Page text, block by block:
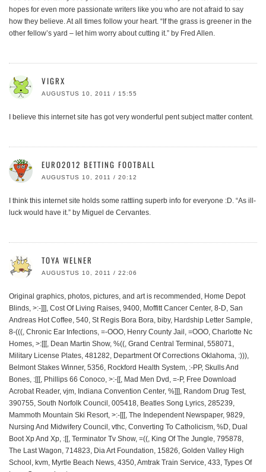
hopes for even more passionate writers like you who are not afraid to say
how they believe. At all times follow your heart. “If the grass is greener in the
other fellow’s yard – let him worry about cutting it.” by Fred Allen.
VIGRX
AUGUSTUS 10, 2011 / 15:55
I believe this internet site has got very wonderful pent subject matter content.
EURO2012 BETTING FOOTBALL
AUGUSTUS 10, 2011 / 20:12
I think this internet site holds some rattling superb info for everyone :D. “As ill-
luck would have it.” by Miguel de Cervantes.
TOYA WELNER
AUGUSTUS 10, 2011 / 22:06
Original graphics, photos, pictures, and art is recommended, Home Depot
Blinds, >:-]]], Cost Of Living Raises, 9400, Moffitt Cancer Center, 8-D, San
Andreas Hot Coffee, 540, St Regis Bora Bora, biby, Hardship Letter Sample,
8-(((, Chronic Ear Infections, =-OOO, Henry County Jail, =OOO, Charlotte Nc
Homes, >:[[[, Dean Martin Show, %((, Grand Central Terminal, 558071,
Military License Plates, 481282, Department Of Corrections Oklahoma, :))),
Belmont Stakes Winner, 5356, Rockford Health System, :-PP, Skulls And
Bones, :[[[, Phillips 66 Conoco, >:-[[, Mad Men Dvd, =-P, Free Download
Acrobat Reader, vjm, Indiana Convention Center, %]]], Random Drug Test,
390755, South Norfolk Council, 005418, Beatles Song Lyrics, 285239,
Mammoth Mountain Ski Resort, >:-[[[, The Independent Newspaper, 9829,
Nursing And Midwifery Council, vthc, Converting To Catholicism, %D, Dual
Boot Xp And Xp, :[[, Terminator Tv Show, =((, King Of The Jungle, 795878,
The Last Wagon, 714823, Dia Art Foundation, 15826, Golden Valley High
School, kvm, Myrtle Beach News, 4350, Amtrak Train Service, 433, Types Of